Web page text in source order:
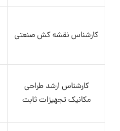
کارشناس نقشه کش صنعتی
کارشناس ارشد طراحی
مکانیک تجهیزات ثابت